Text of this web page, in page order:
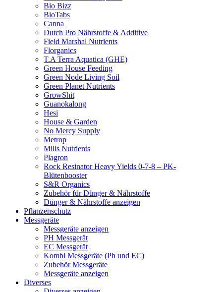
Bio Bizz
BioTabs
Canna
Dutch Pro Nährstoffe & Additive
Field Marshal Nutrients
Florganics
T.A Terra Aquatica (GHE)
Green House Feeding
Green Node Living Soil
Green Planet Nutrients
GrowShit
Guanokalong
Hesi
House & Garden
No Mercy Supply
Metrop
Mills Nutrients
Plagron
Rock Resinator Heavy Yields 0-7-8 – PK-
Blütenbooster
S&R Organics
Zubehör für Dünger & Nährstoffe
Dünger & Nährstoffe anzeigen
Pflanzenschutz
Messgeräte
Messgeräte anzeigen
PH Messgerät
EC Messgerät
Kombi Messgeräte (Ph und EC)
Zubehör Messgeräte
Messgeräte anzeigen
Diverses